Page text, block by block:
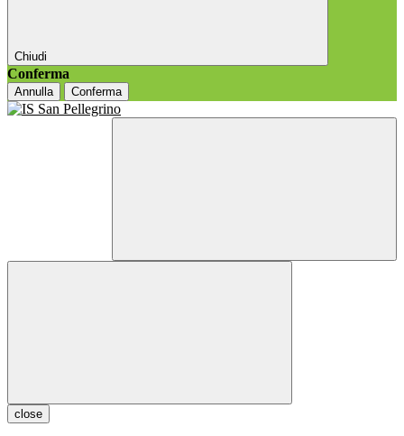
Chiudi
Conferma
Annulla Conferma
close